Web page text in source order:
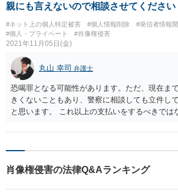
親にも言えないので相談させてください
#ネット上の個人特定被害 #個人情報削除
#発信者情報
#個人・プライベート
#肖像権侵害
2021年11月05日(金)
丸山 幸司 弁護士
恐喝罪となる可能性があります。ただ、現在ま
きくないこともあり、警察に相談しても立件し
と思います。 これ以上の支払いをするべきでは
年上ですから、何か犯罪行為にあたるというこ
匿名でしか行動できないはずなので恐れる必要
肖像権侵害の法律Q&Aランキング